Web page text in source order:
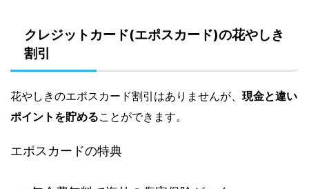
クレジットカード(エポスカード)の花やしき
割引
花やしきのエポスカード割引はありませんが、 現金と違い
ポイントを貯めることができます。
エポスカードの特典